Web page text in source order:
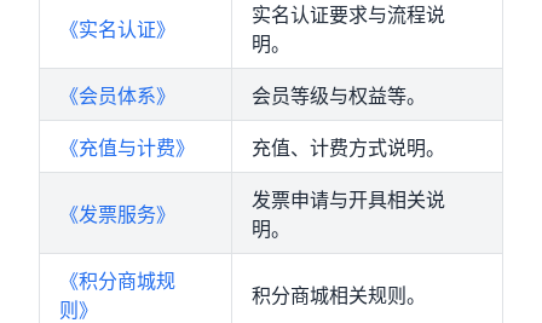
《实名认证》
实名认证要求与流程说
明。
《会员体系》 会员等级与权益等。
《充值与计费》 充值、计费方式说明。
《发票服务》
发票申请与开具相关说
明。
《积分商城规
则》
积分商城相关规则。